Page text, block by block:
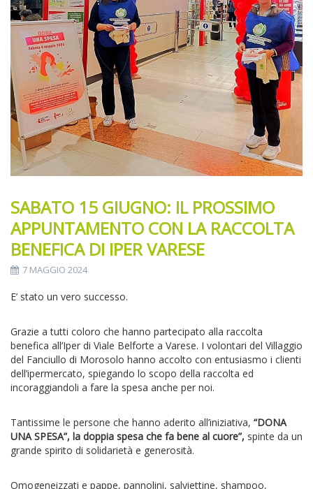
SABATO 15 GIUGNO: IL PROSSIMO
APPUNTAMENTO CON LA RACCOLTA
BENEFICA DI IPER VARESE
7 MAGGIO 2024
E’ stato un vero successo.
Grazie a tutti coloro che hanno partecipato alla raccolta
benefica all’Iper di Viale Belforte a Varese. I volontari del Villaggio
del Fanciullo di Morosolo hanno accolto con entusiasmo i clienti
dell’ipermercato, spiegando lo scopo della raccolta ed
incoraggiandoli a fare la spesa anche per noi.
Tantissime le persone che hanno aderito all’iniziativa, “DONA
UNA SPESA”, la doppia spesa che fa bene al cuore”, spinte da un
grande spirito di solidarietà e generosità.
Omogeneizzati e pappe, pannolini, salviettine, shampoo,